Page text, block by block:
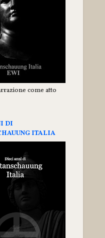
come atto
DI
ITALIA